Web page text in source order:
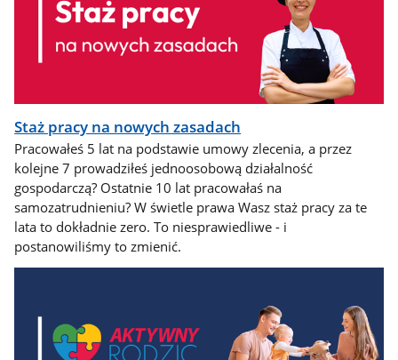
Staż pracy na nowych zasadach
Pracowałeś 5 lat na podstawie umowy zlecenia, a przez
kolejne 7 prowadziłeś jednoosobową działalność
gospodarczą? Ostatnie 10 lat pracowałaś na
samozatrudnieniu? W świetle prawa Wasz staż pracy za te
lata to dokładnie zero. To niesprawiedliwe - i
postanowiliśmy to zmienić.